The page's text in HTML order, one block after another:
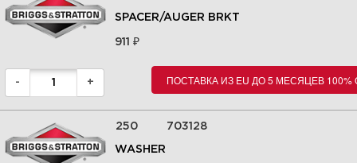
SPACER/AUGER BRKT
911₽
- + ПОСТАВКА ИЗ EU ДО 5 МЕСЯЦЕВ
250 703128
WASHER